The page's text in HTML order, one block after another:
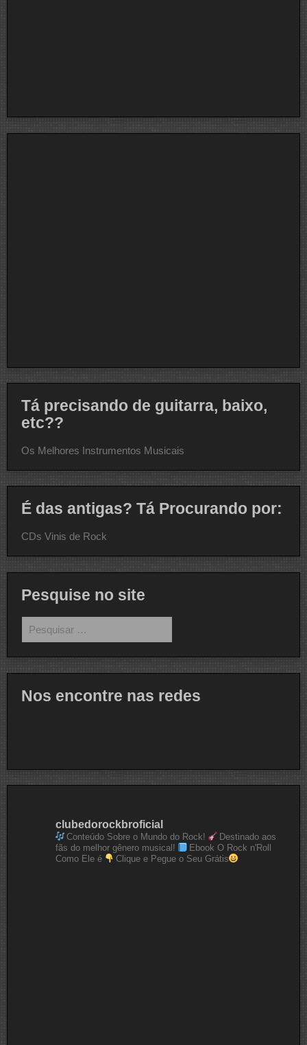
Tá precisando de guitarra, baixo,
etc??
Os Melhores Instrumentos Musicais
É das antigas? Tá Procurando por:
CDs Vinis de Rock
Pesquise no site
por:
Nos encontre nas redes
clubedorockbroficial
Conteúdo Sobre o Mundo do Rock!
Destinado aos
fãs do melhor gênero musical!
Ebook O Rock n'Roll
Como Ele é
Clique e Pegue o Seu Grátis